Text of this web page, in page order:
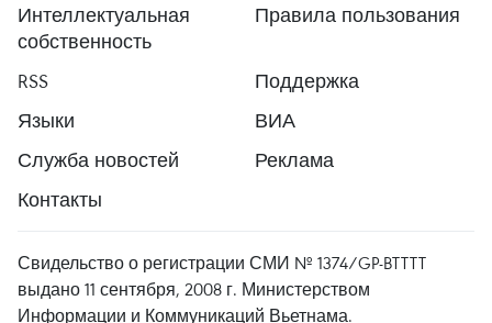
Интеллектуальная
собственность
Правила пользования
RSS
Поддержка
Языки
ВИА
Служба новостей
Реклама
Контакты
Свидельство о регистрации СМИ № 1374/GP-BTTTT
выдано 11 сентября, 2008 г. Министерством
Информации и Коммуникаций Вьетнама.